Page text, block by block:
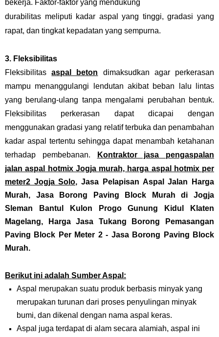
bekerja. Faktor-faktor yang mendukung
durabilitas meliputi kadar aspal yang tinggi, gradasi yang
rapat, dan tingkat kepadatan yang sempurna.
3. Fleksibilitas
Fleksibilitasaspal beton dimaksudkan agar perkerasan
mampu menanggulangi lendutan akibat beban lalu lintas
yang berulang-ulang tanpa mengalami perubahan bentuk.
Fleksibilitas perkerasan dapat dicapai dengan
menggunakan gradasi yang relatif terbuka dan penambahan
kadar aspal tertentu sehingga dapat menambah ketahanan
terhadap pembebanan.
Kontraktor jasa pengaspalan
jalan aspal hotmix Jogja murah, harga aspal hotmix per
meter2 Jogja Solo, Jasa Pelapisan Aspal Jalan Harga
Murah, Jasa Borong Paving Block Murah di Jogja
Sleman Bantul Kulon Progo Gunung Kidul Klaten
Magelang,
Harga Jasa Tukang Borong Pemasangan
Paving Block Per Meter 2- Jasa Borong Paving Block
Murah.
Berikut ini adalah Sumber Aspal:
Aspal merupakan suatu produk berbasis minyak yang
merupakan turunan dari proses penyulingan minyak
bumi, dan dikenal dengan nama aspal keras.
Aspal juga terdapat di alam secara alamiah, aspal ini